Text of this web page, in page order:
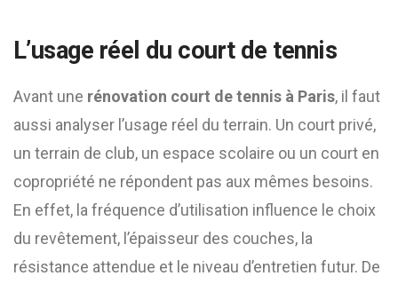
L’usage réel du court de tennis
Avant une rénovation court de tennis à Paris, il faut
aussi analyser l’usage réel du terrain. Un court privé,
un terrain de club, un espace scolaire ou un court en
copropriété ne répondent pas aux mêmes besoins.
En effet, la fréquence d’utilisation influence le choix
du revêtement, l’épaisseur des couches, la
résistance attendue et le niveau d’entretien futur. De